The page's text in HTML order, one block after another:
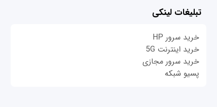
تبلیغات لینکی
خرید سرور HP
خرید اینترنت 5G
خرید سرور مجازی
پسیو شبکه